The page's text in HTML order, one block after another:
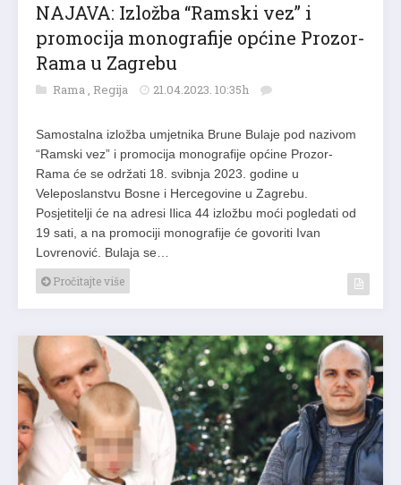
NAJAVA: Izložba “Ramski vez” i
promocija monografije općine Prozor-
Rama u Zagrebu
Rama , Regija 21.04.2023. 10:35h
Samostalna izložba umjetnika Brune Bulaje pod nazivom
“Ramski vez” i promocija monografije općine Prozor-
Rama će se održati 18. svibnja 2023. godine u
Veleposlanstvu Bosne i Hercegovine u Zagrebu.
Posjetitelji će na adresi Ilica 44 izložbu moći pogledati od
19 sati, a na promociji monografije će govoriti Ivan
Lovrenović. Bulaja se…
Pročitajte više